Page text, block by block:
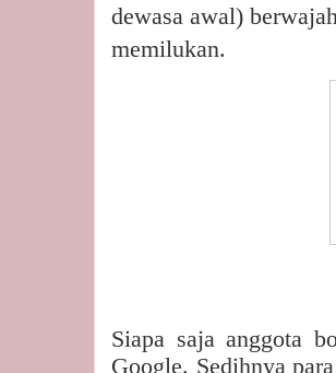
dewasa awal)
memilukan.
Siapa saja anggota
Google. Sedihnya